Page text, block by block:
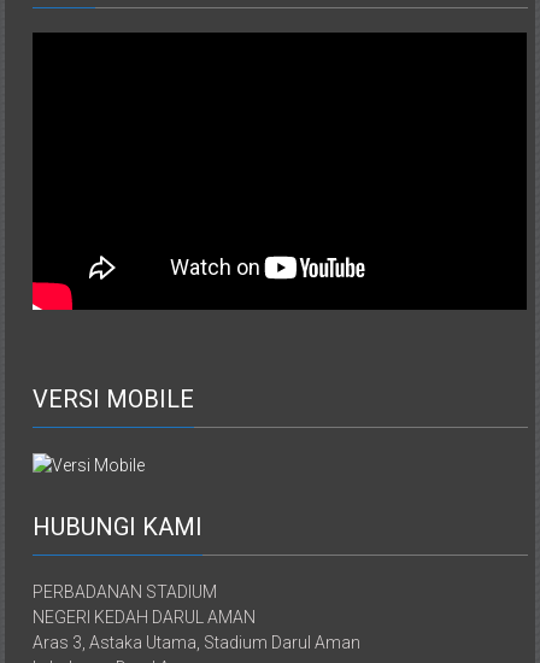
VERSI MOBILE
HUBUNGI KAMI
PERBADANAN STADIUM
NEGERI KEDAH DARUL AMAN
Aras 3, Astaka Utama, Stadium Darul Aman